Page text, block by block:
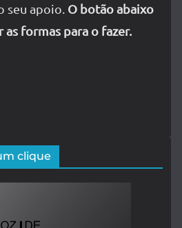
seu apoio. O botão abaixo
as formas para o fazer.
clique